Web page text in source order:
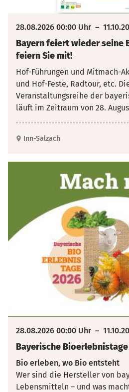
28.08.2026 00:00 Uhr–
Bayern feiert wieder seine
feiern Sie mit!
Hof-Führungen und Mitmach-
und Hof-Feste, Radtour, etc.
Veranstaltungsreihe der
läuft im Zeitraum von 28.
Inn-Salzach
28.08.2026 00:00 Uhr–
Bayerische Bioerlebnistage
Bio erleben, wo Bio entsteht
Wer sind die Hersteller von
Lebensmitteln – und was